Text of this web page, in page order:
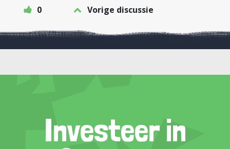
0 Vorige discussie
Investeer in